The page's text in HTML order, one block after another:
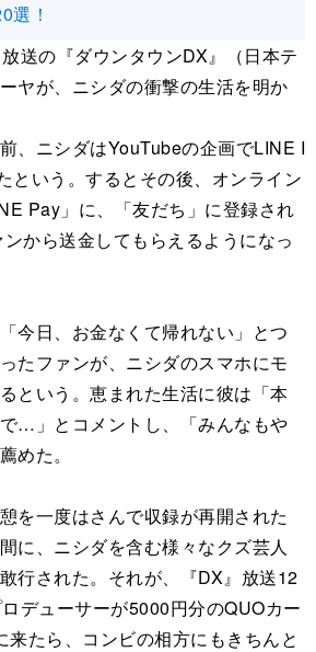
選！
送の『ダウンタウンDX』（日本テ
ヤが、ニシダの衝撃の生活を明か
、ニシダはYouTubeの企画でLINE I
という。するとその後、オンライン
Pay」に、「友だち」に登録され
から送金してもらえるようになっ
今日、お金なくて帰れない」とつ
たファンが、ニシダのスマホにモ
という。恵まれた生活に彼は「本
…」とコメントし、「みんなもや
めた。
を一度はさんで収録が再開された
に、ニシダを含む様々なクズ芸人
行された。それが、『DX』放送12
デューサーが5000円分のQUOカー
来たら、コンビの相方にもきちんと